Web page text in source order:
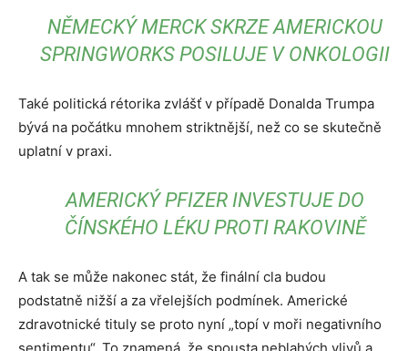
NĚMECKÝ MERCK SKRZE AMERICKOU
SPRINGWORKS POSILUJE V ONKOLOGII
Také politická rétorika zvlášť v případě Donalda Trumpa
bývá na počátku mnohem striktnější, než co se skutečně
uplatní v praxi.
AMERICKÝ PFIZER INVESTUJE DO
ČÍNSKÉHO LÉKU PROTI RAKOVINĚ
A tak se může nakonec stát, že finální cla budou
podstatně nižší a za vřelejších podmínek. Americké
zdravotnické tituly se proto nyní „topí v moři negativního